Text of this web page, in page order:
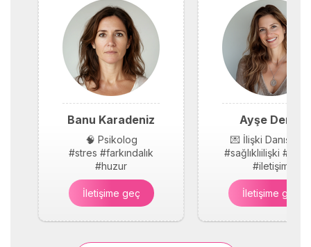
Banu Karadeniz
🧠 Psikolog
#stres #farkındalık
#huzur
İletişime geç
Ayşe Demir
💌 İlişki Danışmanı
#sağlıklıilişki
#iletişim
İletişime geç